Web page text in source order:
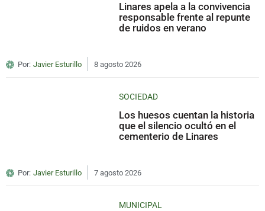
Linares apela a la convivencia
responsable frente al repunte
de ruidos en verano
Por: Javier Esturillo 8 agosto 2026
SOCIEDAD
Los huesos cuentan la historia
que el silencio ocultó en el
cementerio de Linares
Por: Javier Esturillo 7 agosto 2026
MUNICIPAL